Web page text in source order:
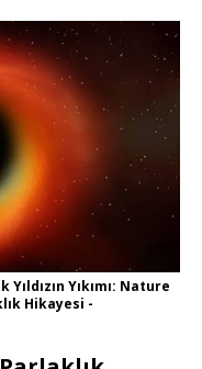
Yıkımı: Nature
Hikayesi -